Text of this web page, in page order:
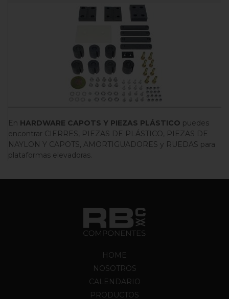
En HARDWARE CAPOTS Y PIEZAS PLÁSTICO puedes
encontrar CIERRES, PIEZAS DE PLÁSTICO, PIEZAS DE
NAYLON Y CAPOTS, AMORTIGUADORES y RUEDAS para
plataformas elevadoras.
HOME
NOSOTROS
CALENDARIO
PRODUCTOS